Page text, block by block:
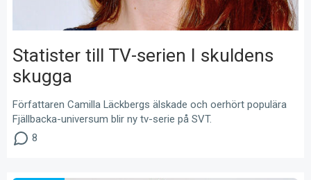
Statister till TV-serien I skuldens
skugga
Författaren Camilla Läckbergs älskade och oerhört populära
Fjällbacka-universum blir ny tv-serie på SVT.
8